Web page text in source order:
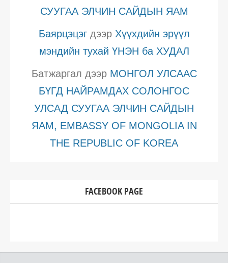
СУУГАА ЭЛЧИН САЙДЫН ЯАМ
Баярцэцэгдээр Хүүхдийн эрүүл
мэндийн тухай ҮНЭН ба ХУДАЛ
Батжаргал дээр МОНГОЛ УЛСААС
БҮГД НАЙРАМДАХ СОЛОНГОС
УЛСАД СУУГАА ЭЛЧИН САЙДЫН
ЯАМ, EMBASSY OF MONGOLIA IN
THE REPUBLIC OF KOREA
FACEBOOK PAGE